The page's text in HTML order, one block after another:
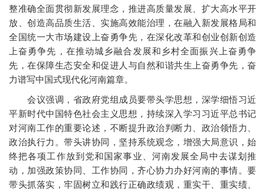
整准确全面贯彻新发展理念，推进高质量发展、扩大高水平开
放、创造高品质生活、实施高效能治理，在融入新发展格局和
全国统一大市场建设上奋勇争先，在深化改革和创业创新创造
上奋勇争先，在推动城乡融合发展和乡村全面振兴上奋勇争
先，在保障生态安全和促进人与自然和谐共生上奋勇争先，奋
力谱写中国式现代化河南篇章。
会议强调，省政府党组成员要带头学思想，深学细悟习近
平新时代中国特色社会主义思想，持续深入学习习近平总书记
对河南工作的重要论述，不断提升政治判断力、政治领悟力、
政治执行力。带头讲协同，坚持系统观念，增强大局意识，始
终把各项工作放到党和国家事业、河南发展全局中去谋划推
动，加强政策协同、工作协同，齐心协力办好河南的事情。要
带头抓落实，牢固树立和践行正确政绩观，重实干、重实绩、